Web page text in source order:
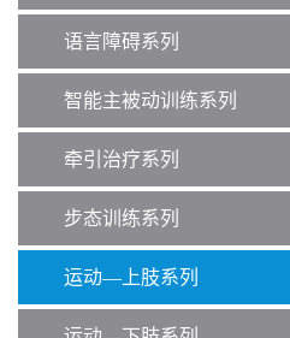
语言障碍系列
智能主被动训练系列
牵引治疗系列
步态训练系列
运动—上肢系列